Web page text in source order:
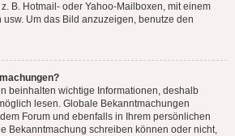
B. Hotmail- oder Yahoo-Mailboxen, mit einem
usw. Um das Bild anzuzeigen, benutze den
beinhalten wichtige Informationen, deshalb
lesen. Globale Bekanntmachungen
Forum und ebenfalls in Ihrem persönlichen
Bekanntmachung schreiben können oder nicht,